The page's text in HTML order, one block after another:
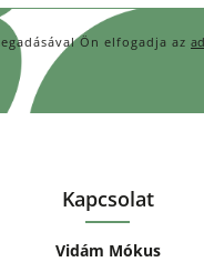
Kapcsolat
Vidám Mókus
Ön elfogadja az